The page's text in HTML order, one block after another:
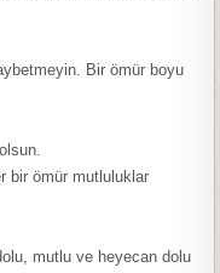
Bir ömür boyu
bir ömür mutluluklar
mutlu ve heyecan dolu